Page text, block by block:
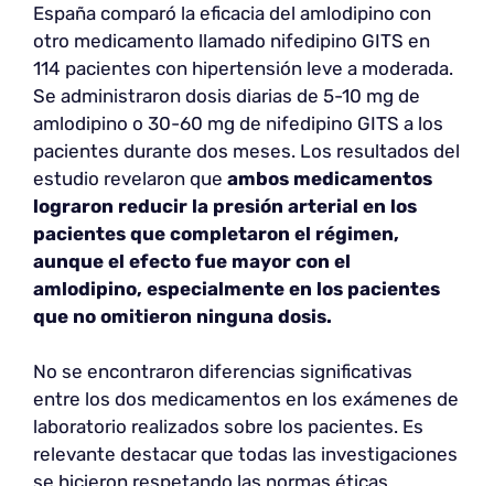
España comparó la eficacia del amlodipino con
otro medicamento llamado nifedipino GITS en
114 pacientes con hipertensión leve a moderada.
Se administraron dosis diarias de 5-10 mg de
amlodipino o 30-60 mg de nifedipino GITS a los
pacientes durante dos meses. Los resultados del
estudio revelaron que ambos medicamentos
lograron reducir la presión arterial en los
pacientes que completaron el régimen,
aunque el efecto fue mayor con el
amlodipino, especialmente en los pacientes
que no omitieron ninguna dosis.
No se encontraron diferencias significativas
entre los dos medicamentos en los exámenes de
laboratorio realizados sobre los pacientes. Es
relevante destacar que todas las investigaciones